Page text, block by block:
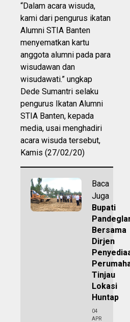
“Dalam acara wisuda,
kami dari pengurus ikatan
Alumni STIA Banten
menyematkan kartu
anggota alumni pada para
wisudawan dan
wisudawati.” ungkap
Dede Sumantri selaku
pengurus Ikatan Alumni
STIA Banten, kepada
media, usai menghadiri
acara wisuda tersebut,
Kamis (27/02/20)
Baca
Juga
Bupati
Bersama
Dirjen
Tinjau
Lokasi
Huntap
04
APR